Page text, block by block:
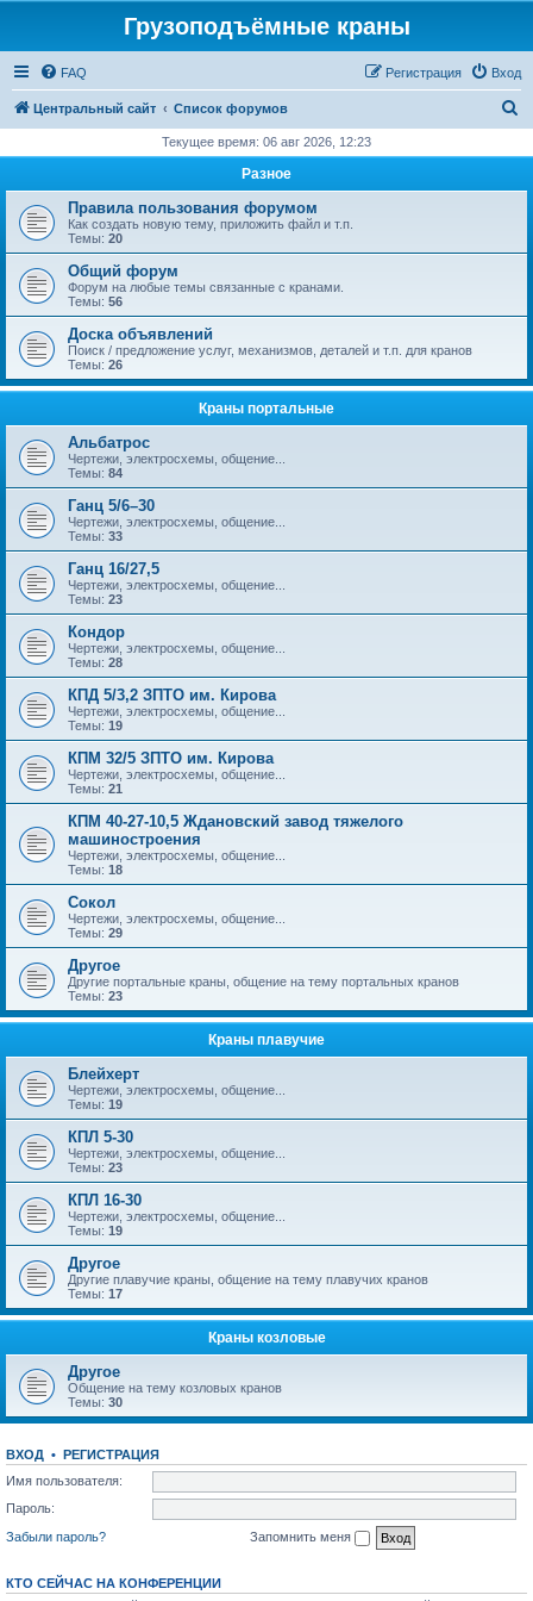
Грузоподъёмные краны
FAQ Вход
Регистрация
Центральный сайт Список форумов
с
Текущее время: 06 авг 2026, 12:23
Разное
Правила пользования форумом
Как создать новую тему, приложить файл и т.п.
Темы: 20
Общий форум
Форум на любые темы связанные с кранами.
Темы: 56
Доска объявлений
Поиск / предложение услуг, механизмов, деталей и т.п. для кранов
Темы: 26
Краны портальные
Альбатрос
Чертежи, электросхемы, общение...
Темы: 84
Ганц 5/6–30
Чертежи, электросхемы, общение...
Темы: 33
Ганц 16/27,5
Чертежи, электросхемы, общение...
Темы: 23
Кондор
Чертежи, электросхемы, общение...
Темы: 28
КПД 5/3,2 ЗПТО им. Кирова
Чертежи, электросхемы, общение...
Темы: 19
КПМ 32/5 ЗПТО им. Кирова
Чертежи, электросхемы, общение...
Темы: 21
КПМ 40-27-10,5 Ждановский завод тяжелого
машиностроения
Чертежи, электросхемы, общение...
Темы: 18
Сокол
Чертежи, электросхемы, общение...
Темы: 29
Другое
Другие портальные краны, общение на тему портальных кранов
Темы: 23
Краны плавучие
Блейхерт
Чертежи, электросхемы, общение...
Темы: 19
КПЛ 5-30
Чертежи, электросхемы, общение...
Темы: 23
КПЛ 16-30
Чертежи, электросхемы, общение...
Темы: 19
Другое
Другие плавучие краны, общение на тему плавучих кранов
Темы: 17
Краны козловые
Другое
Общение на тему козловых кранов
Темы: 30
ВХОД • РЕГИСТРАЦИЯ
Имя пользователя:
Пароль:
Забыли пароль?
Запомнить меня
КТО СЕЙЧАС НА КОНФЕРЕНЦИИ